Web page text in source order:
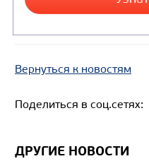
Цена по запросу
Экологический класс
Вернуться к новостям
Поделиться в соц.сетях:
ДРУГИЕ НОВОСТИ